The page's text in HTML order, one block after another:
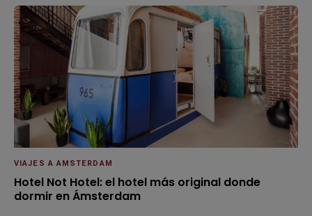
VIAJES A AMSTERDAM
Hotel Not Hotel: el hotel más original donde
dormir en Ámsterdam